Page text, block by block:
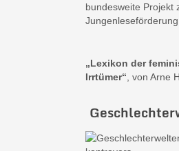
bundesweite Projekt
Jungenleseförderung
„Lexikon der
Irrtümer“ , von Arne